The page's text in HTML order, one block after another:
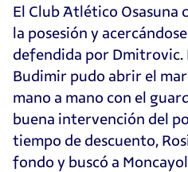
El Club Atlético Osasuna
la posesión y
defendida por Dmitrovic.
Budimir pudo abrir el
mano a mano con el
buena intervención del
tiempo de descuento,
fondo y buscó a